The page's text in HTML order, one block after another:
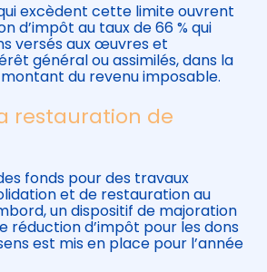
excèdent cette limite ouvrent
d’impôt au taux de 66 % qui
versés aux œuvres et
général ou assimilés, dans la
montant du revenu imposable.
restauration de
fonds pour des travaux
et de restauration au
un dispositif de majoration
réduction d’impôt pour les dons
est mis en place pour l’année